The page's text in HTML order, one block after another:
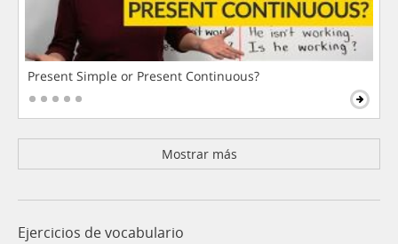
Present Simple or Present Continuous?
Mostrar más
Ejercicios de vocabulario